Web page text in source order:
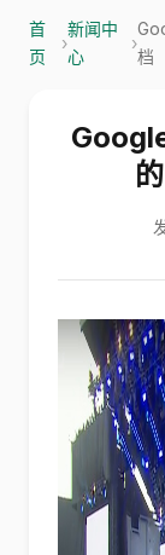
首
页
›
新闻中
心
›
档